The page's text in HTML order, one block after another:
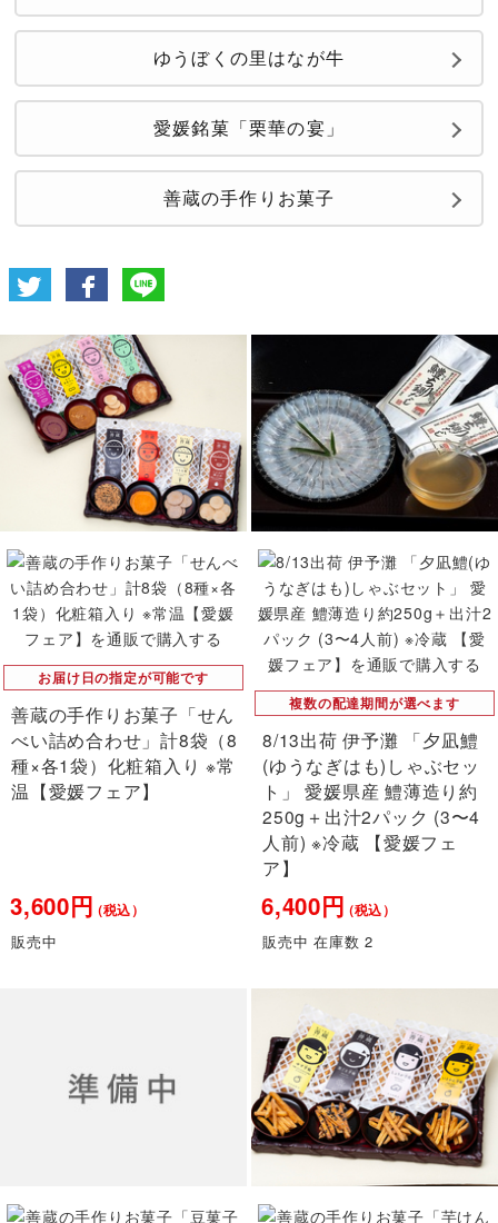
ゆうぼくの里はなが牛
愛媛銘菓「栗華の宴」
善蔵の手作りお菓子
お届け日の指定が可能です
善蔵の手作りお菓子「せん
べい詰め合わせ」計8袋（8
種×各1袋）化粧箱入り ※常
温【愛媛フェア】
3,600円 （税込）
販売中
複数の配達期間が選べます
8/13出荷 伊予灘 「夕凪鱧
(ゆうなぎはも)しゃぶセッ
ト」 愛媛県産 鱧薄造り約
250g＋出汁2パック (3〜4
人前) ※冷蔵 【愛媛フェ
ア】
6,400円 （税込）
販売中 在庫数 2